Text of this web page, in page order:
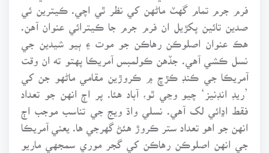
فرم جرم تمام گهٽ ماڻهن کي نظر ٿي اچي. ڪيترين ئي
صدين تائين پکڙيل ان فرم جرم جا ڪيترائي عنوان آهن.
هڪ عنوان اصلوڪن رهاڪن جو موت ۽ ٻيو شيدين جي
نسل ڪشي آهي. جڏهن ڪولمبس آمريڪا پهتو ته ان وقت
آمريڪا جي ڪنڊ ڪڙڇ ۾ ڪروڙين مقامي ماڻهو جن کي
’ريڊ انڊنيز‘ چيو وڃي ٿو، آباد هئا. پر اڄ انهن جو تعداد
فقط اڍائي لک آهي. نسلي واڌ ويج جي تناسب موجب اڄ
انهن جو اهو تعداد ستر ڪروڙ هئڻ گهرجي ها. يعني آمريڪا
جي انهن اصلوڪن رهاڪن کي گجر موري سمجهي ماريو